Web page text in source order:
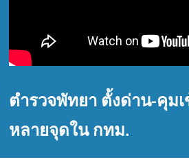
ตำรวจพัทยา ตั้งด่าน-คุม
หลายจุดใน กทม.